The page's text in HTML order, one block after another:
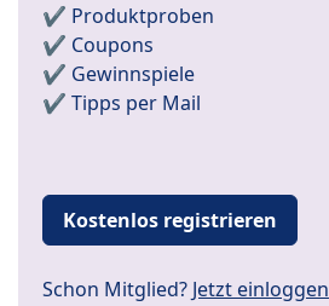
✔️ Produktproben
✔️ Coupons
✔️ Gewinnspiele
✔️ Tipps per Mail
Kostenlos registrieren
Schon Mitglied? Jetzt einloggen